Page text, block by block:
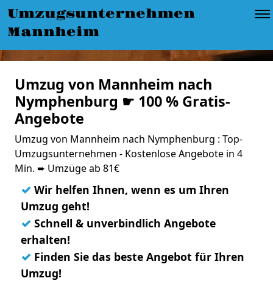
Umzugsunternehmen
Mannheim
Umzug von Mannheim nach
Nymphenburg ☛ 100 % Gratis-
Angebote
Umzug von Mannheim nach Nymphenburg : Top-
Umzugsunternehmen - Kostenlose Angebote in 4
Min. ➨ Umzüge ab 81€
✓ Wir helfen Ihnen, wenn es um Ihren
Umzug geht!
✓ Schnell & unverbindlich Angebote
erhalten!
✓ Finden Sie das beste Angebot für Ihren
Umzug!